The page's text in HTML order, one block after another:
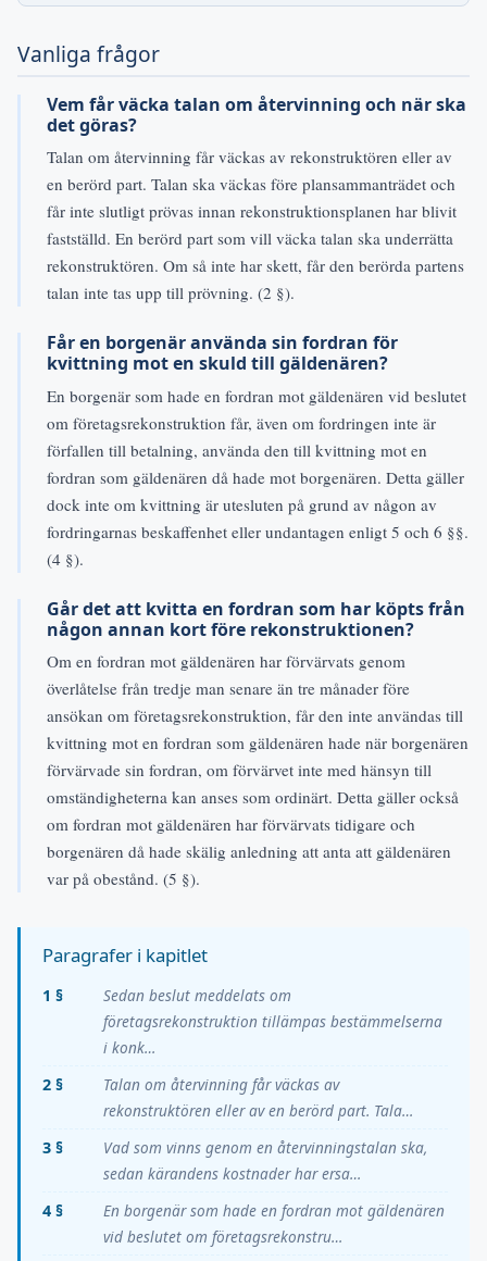
Vanliga frågor
Vem får väcka talan om återvinning och när ska
det göras?
Talan om återvinning får väckas av rekonstruktören eller av
en berörd part. Talan ska väckas före plansammanträdet och
får inte slutligt prövas innan rekonstruktionsplanen har blivit
fastställd. En berörd part som vill väcka talan ska underrätta
rekonstruktören. Om så inte har skett, får den berörda partens
talan inte tas upp till prövning. (2 §).
Får en borgenär använda sin fordran för
kvittning mot en skuld till gäldenären?
En borgenär som hade en fordran mot gäldenären vid beslutet
om företagsrekonstruktion får, även om fordringen inte är
förfallen till betalning, använda den till kvittning mot en
fordran som gäldenären då hade mot borgenären. Detta gäller
dock inte om kvittning är utesluten på grund av någon av
fordringarnas beskaffenhet eller undantagen enligt 5 och 6 §§.
(4 §).
Går det att kvitta en fordran som har köpts från
någon annan kort före rekonstruktionen?
Om en fordran mot gäldenären har förvärvats genom
överlåtelse från tredje man senare än tre månader före
ansökan om företagsrekonstruktion, får den inte användas till
kvittning mot en fordran som gäldenären hade när borgenären
förvärvade sin fordran, om förvärvet inte med hänsyn till
omständigheterna kan anses som ordinärt. Detta gäller också
om fordran mot gäldenären har förvärvats tidigare och
borgenären då hade skälig anledning att anta att gäldenären
var på obestånd. (5 §).
Paragrafer i kapitlet
1 §
Sedan beslut meddelats om
företagsrekonstruktion tillämpas bestämmelserna
i konk…
2 §
Talan om återvinning får väckas av
rekonstruktören eller av en berörd part. Tala…
3 §
Vad som vinns genom en återvinningstalan ska,
sedan kärandens kostnader har ersa…
4 §
En borgenär som hade en fordran mot gäldenären
vid beslutet om företagsrekonstru…